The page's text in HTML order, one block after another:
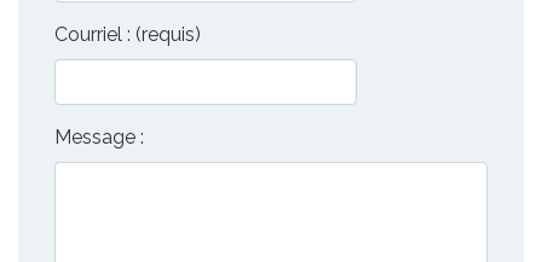
Courriel : (requis)
Message :